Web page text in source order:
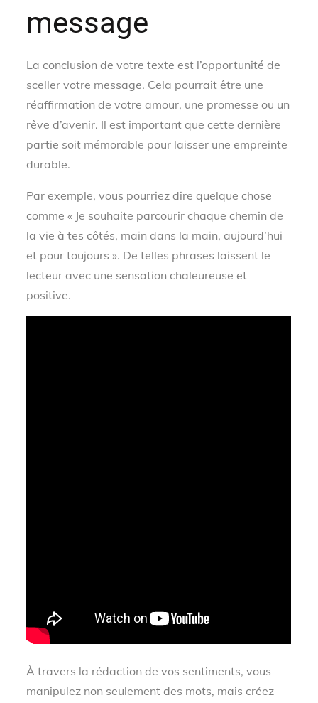
message
La conclusion de votre texte est l’opportunité de
sceller votre message. Cela pourrait être une
réaffirmation de votre amour, une promesse ou un
rêve d’avenir. Il est important que cette dernière
partie soit mémorable pour laisser une empreinte
durable.
Par exemple, vous pourriez dire quelque chose
comme « Je souhaite parcourir chaque chemin de
la vie à tes côtés, main dans la main, aujourd’hui
et pour toujours ». De telles phrases laissent le
lecteur avec une sensation chaleureuse et
positive.
À travers la rédaction de vos sentiments, vous
manipulez non seulement des mots, mais créez